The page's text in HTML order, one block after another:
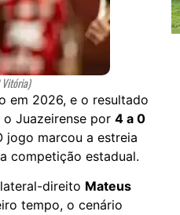
em 2026, e o resultado
Juazeirense por 4 a 0
jogo marcou a estreia
competição estadual.
direito Mateus
tempo, o cenário